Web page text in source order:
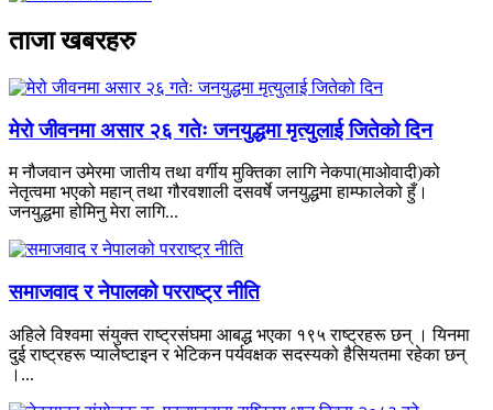
ताजा खबरहरु
मेरो जीवनमा असार २६ गतेः जनयुद्धमा मृत्युलाई जितेको दिन
म नौजवान उमेरमा जातीय तथा वर्गीय मुक्तिका लागि नेकपा(माओवादी)को
नेतृत्वमा भएको महान् तथा गौरवशाली दसवर्षे जनयुद्धमा हाम्फालेको हुँ।
जनयुद्धमा होमिनु मेरा लागि...
समाजवाद र नेपालको परराष्ट्र नीति
अहिले विश्वमा संयुक्त राष्ट्रसंघमा आबद्ध भएका १९५ राष्ट्रहरू छन् । यिनमा
दुई राष्ट्रहरू प्यालेष्टाइन र भेटिकन पर्यवक्षक सदस्यको हैसियतमा रहेका छन्
।...